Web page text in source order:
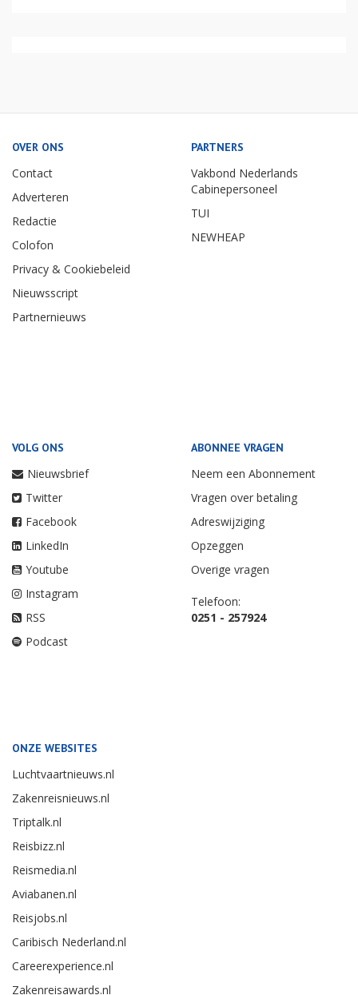
OVER ONS
Contact
Adverteren
Redactie
Colofon
Privacy & Cookiebeleid
Nieuwsscript
Partnernieuws
PARTNERS
Vakbond Nederlands
Cabinepersoneel
TUI
NEWHEAP
VOLG ONS
Nieuwsbrief
Twitter
Facebook
LinkedIn
Youtube
Instagram
RSS
Podcast
ABONNEE VRAGEN
Neem een Abonnement
Vragen over betaling
Adreswijziging
Opzeggen
Overige vragen
Telefoon:
0251 - 257924
ONZE WEBSITES
Luchtvaartnieuws.nl
Zakenreisnieuws.nl
Triptalk.nl
Reisbizz.nl
Reismedia.nl
Aviabanen.nl
Reisjobs.nl
Caribisch Nederland.nl
Careerexperience.nl
Zakenreisawards.nl